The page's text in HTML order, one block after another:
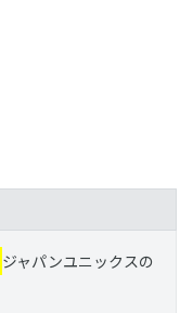
ジャパンユニックスの